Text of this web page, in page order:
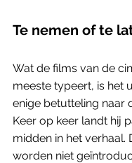
Te nemen of te
Wat de films van de
meeste typeert, is het
enige betutteling naar
Keer op keer landt hij
midden in het verhaal.
worden niet